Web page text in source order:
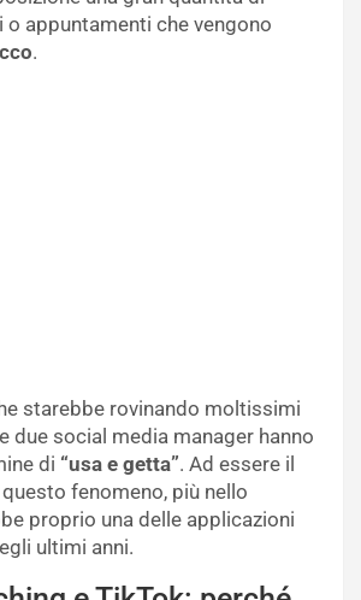
o appuntamenti che vengono
.
starebbe rovinando moltissimi
due social media manager hanno
di “usa e getta”. Ad essere il
fenomeno, più nello
proprio una delle applicazioni
ultimi anni.